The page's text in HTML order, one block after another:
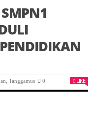
,Tanggamus 0 LIKE